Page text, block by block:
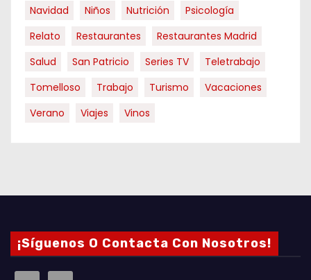
Navidad
Niños Nutrición
Psicología
Relato
Restaurantes
Restaurantes Madrid
Salud
San Patricio Series TV
Teletrabajo
Tomelloso
Trabajo Turismo
Vacaciones
Verano
Viajes Vinos
¡Síguenos O Contacta Con Nosotros!